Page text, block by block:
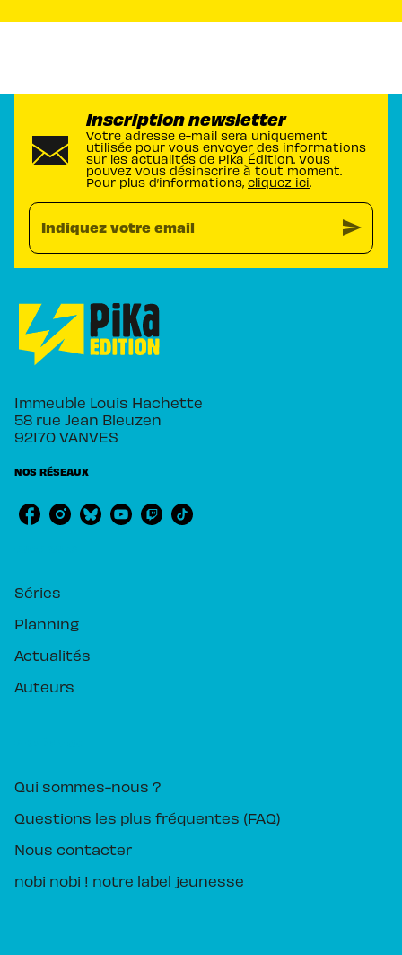
Inscription newsletter
Votre adresse e-mail sera uniquement
utilisée pour vous envoyer des informations
sur les actualités de Pika Édition. Vous
pouvez vous désinscrire à tout moment.
Pour plus d’informations, cliquez ici.
Indiquez votre email send
Immeuble Louis Hachette
58 rue Jean Bleuzen
92170 VANVES
NOS RÉSEAUX
Séries
Planning
Actualités
Auteurs
Qui sommes-nous ?
Questions les plus fréquentes (FAQ)
Nous contacter
nobi nobi ! notre label jeunesse